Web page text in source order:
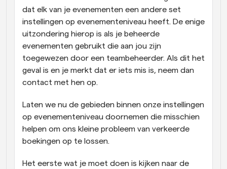
dat elk van je evenementen een andere set
instellingen op evenementeniveau heeft. De enige
uitzondering hierop is als je beheerde
evenementen gebruikt die aan jou zijn
toegewezen door een teambeheerder. Als dit het
geval is en je merkt dat er iets mis is, neem dan
contact met hen op.
Laten we nu de gebieden binnen onze instellingen
op evenementeniveau doornemen die misschien
helpen om ons kleine probleem van verkeerde
boekingen op te lossen.
Het eerste wat je moet doen is kijken naar de